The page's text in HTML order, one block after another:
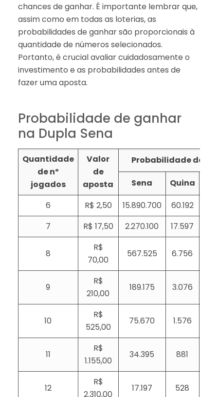
chances de ganhar. É importante lembrar que,
assim como em todas as loterias, as
probabilidades de ganhar são proporcionais à
quantidade de números selecionados.
Portanto, é crucial avaliar cuidadosamente o
investimento e as probabilidades antes de
fazer uma aposta.
Probabilidade de ganhar
na Dupla Sena
Quantidade
de nº
jogados
Valor
de
aposta
Probabilidade de
Sena Quina
6
R$ 2,50 15.890.700 60.192
7
R$ 17,50 2.270.100 17.597
8
R$
70,00
567.525 6.756
9
R$
210,00
189.175 3.076
10
R$
525,00
75.670 1.576
11
R$
1.155,00
34.395 881
12
R$
2.310,00
17.197 528